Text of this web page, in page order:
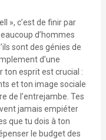
», c’est de finir par
d’hommes
sont des génies de
d’une
esprit est crucial :
et ton image sociale
de l’entrejambe. Tes
jamais empiéter
que tu dois à ton
le budget des